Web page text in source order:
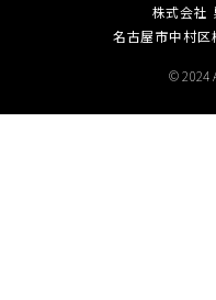
株式会社
名古屋市中村
© 2024